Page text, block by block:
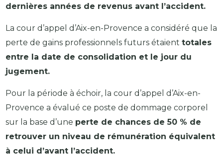
dernières années de revenus avant l’accident.
La cour d’appel d’Aix-en-Provence a considéré que la
perte de gains professionnels futurs étaienttotales
entre la date de consolidation et le jour du
jugement.
Pour la période à échoir, la cour d’appel d’Aix-en-
Provence a évalué ce poste de dommage corporel
sur la base d’une perte de chances de 50 % de
retrouver un niveau de rémunération équivalent
à celui d’avant l’accident.